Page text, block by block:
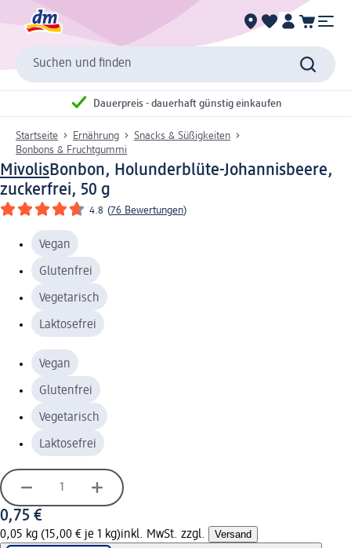
Suchen und finden
Dauerpreis - dauerhaft günstig einkaufen
Startseite Ernährung
Snacks & Süßigkeiten
Bonbons & Fruchtgummi
MivolisBonbon, Holunderblüte-Johannisbeere,
zuckerfrei, 50 g
4.8 (76 Bewertungen)
Vegan
Glutenfrei
Vegetarisch
Laktosefrei
Vegan
Glutenfrei
Vegetarisch
Laktosefrei
0,75 €
0,05 kg (15,00 € je 1 kg)inkl. MwSt. zzgl. Versand